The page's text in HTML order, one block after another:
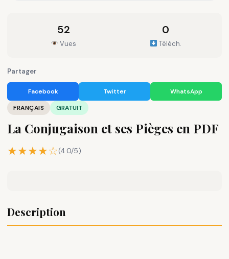
52
Vues
0
Téléch.
Partager
Facebook Twitter
WhatsApp
FRANÇAIS
GRATUIT
La Conjugaison et ses Pièges en PDF
★★★★☆(4.0/5)
Description